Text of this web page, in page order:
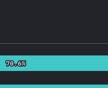
70.6%
70.6%